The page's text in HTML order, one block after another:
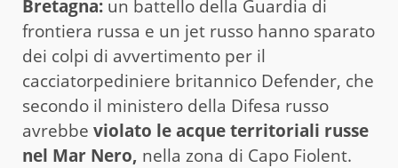
Bretagna: un battello della Guardia di
frontiera russa e un jet russo hanno sparato
dei colpi di avvertimento per il
cacciatorpediniere britannico Defender, che
secondo il ministero della Difesa russo
avrebbe violato le acque territoriali russe
nel Mar Nero, nella zona di Capo Fiolent.